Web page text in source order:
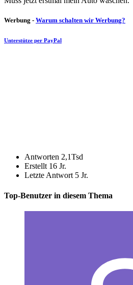
Werbung - Warum schalten wir Werbung?
Unterstütze per PayPal
Antworten 2,1Tsd
Erstellt 16 Jr.
Letzte Antwort 5 Jr.
Top-Benutzer in diesem Thema